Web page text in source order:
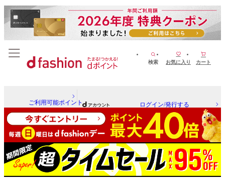
検索 お気に入り カート
ご利用可能ポイント ログイン/発行する